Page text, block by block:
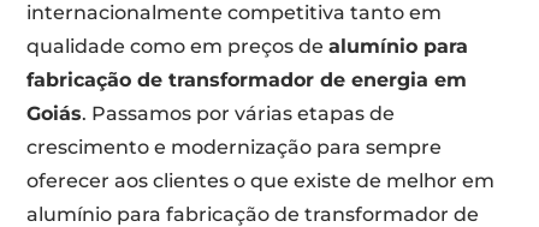
internacionalmente competitiva tanto em
qualidade como em preços dealumínio para
fabricação de transformador de energia em
Goiás. Passamos por várias etapas de
crescimento e modernização para sempre
oferecer aos clientes o que existe de melhor em
alumínio para fabricação de transformador de